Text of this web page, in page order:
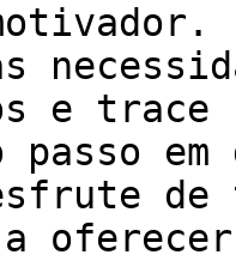
e trace
de
a